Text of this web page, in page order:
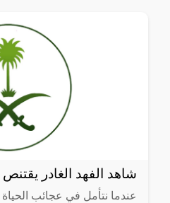
شاهد الفهد الغادر
عندما نتأمل في عجائب الحياة